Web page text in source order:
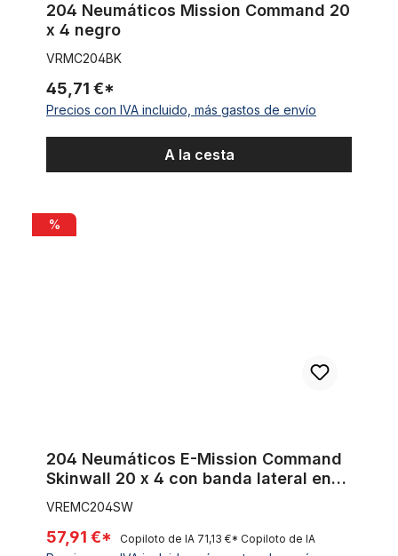
204 Neumáticos Mission Command 20
x 4 negro
VRMC204BK
45,71 €*
Precios con IVA incluido, más gastos de envío
A la cesta
204 Neumáticos E-Mission Command Skinwall 20 x 4 con
%
204 Neumáticos E-Mission Command
Skinwall 20 x 4 con banda lateral en
marrón claro
VREMC204SW
57,91 €* Copiloto de IA 71,13 €* Copiloto de IA